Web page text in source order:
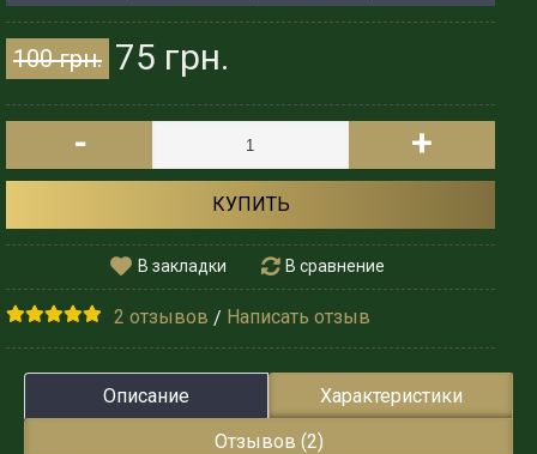
100 грн. 75 грн.
- +
КУПИТЬ
В закладки В сравнение
2 отзывов / Написать отзыв
Описание
Характеристики
Отзывов (2)